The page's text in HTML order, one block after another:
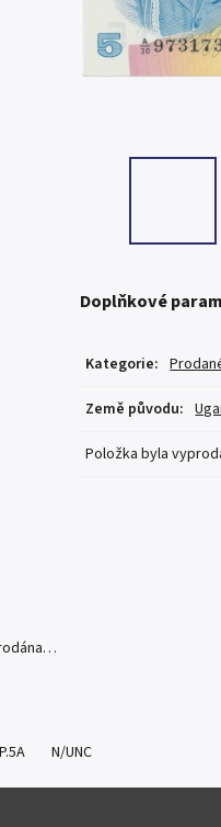
Doplňkové
Kategorie:
Země původu:
Položka byla
P.5A N/UNC